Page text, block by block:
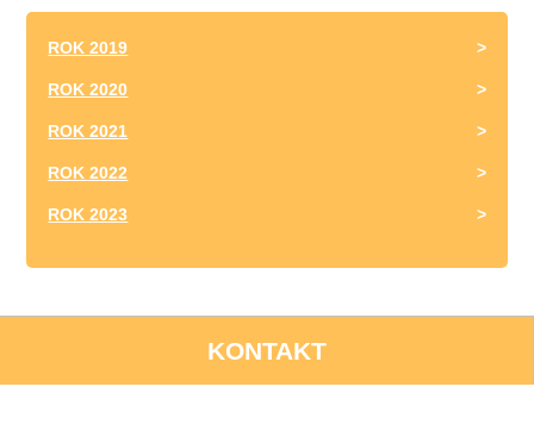
ROK 2019
ROK 2020
ROK 2021
ROK 2022
ROK 2023
KONTAKT